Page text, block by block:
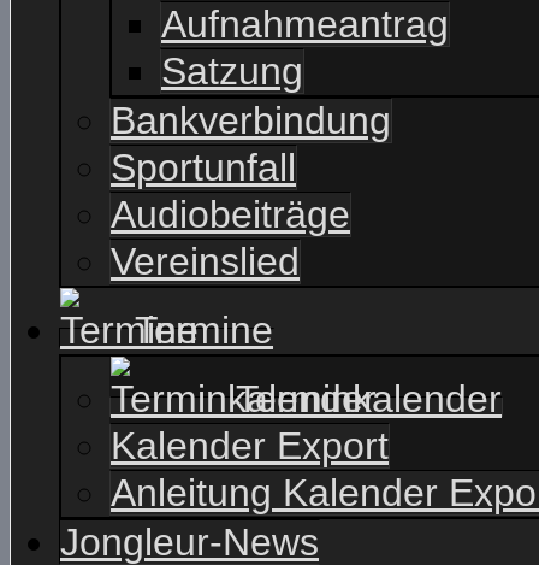
Aufnahmeantrag
Satzung
Bankverbindung
Sportunfall
Audiobeiträge
Vereinslied
Termine
Terminkalender
Kalender Export
Anleitung Kalender
Jongleur-News